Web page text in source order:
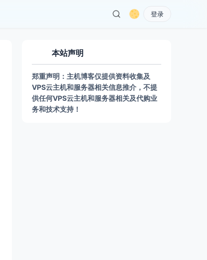
登录
本站声明
郑重声明：主机博客仅提供资料收集及
VPS云主机和服务器相关信息推介，不提
供任何VPS云主机和服务器相关及代购业
务和技术支持！